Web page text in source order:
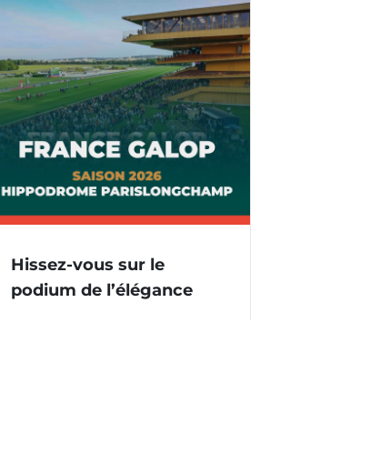
Hissez-vous sur le
podium de l’élégance